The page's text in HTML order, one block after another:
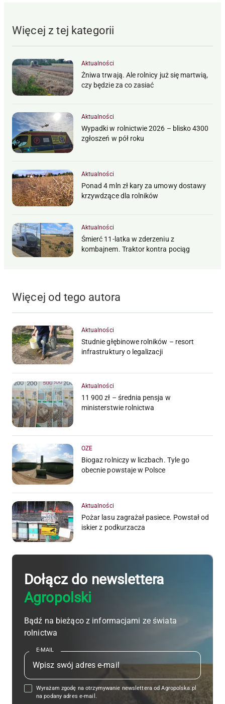
Więcej z tej kategorii
Aktualności
Żniwa trwają. Ale rolnicy już się martwią,
czy będzie za co zasiać
Aktualności
Wypadki w rolnictwie 2026 – blisko 4300
zgłoszeń w pół roku
Aktualności
Ponad 4 mln zł kary za umowy dostawy
krzywdzące dla rolników
Aktualności
Śmierć 11-latka w zderzeniu z
kombajnem. Traktor kontra pociąg
Więcej od tego autora
Aktualności
Studnie głębinowe rolników – resort
infrastruktury o legalizacji
Aktualności
11 900 zł – średnia pensja w
ministerstwie rolnictwa
OZE
Biogaz rolniczy w liczbach. Tyle go
obecnie powstaje w Polsce
Aktualności
Pożar lasu zagrażał pasiece. Powstał od
iskier z podkurzacza
Dołącz do newslettera
Agropolski
Bądź na bieżąco z informacjami ze świata
rolnictwa
E-MAIL
Wyrażam zgodę na otrzymywanie newslettera od Agropolska.pl
na podany adres e-mail.